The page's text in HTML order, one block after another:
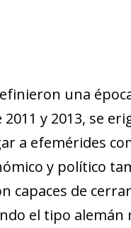
una
y 2013, se
a efemérides
y político
capaces de
el tipo